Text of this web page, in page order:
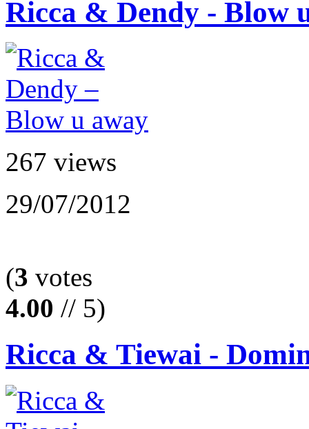
Ricca & Dendy - Blow
267 views
29/07/2012
(3 votes
4.00 // 5)
Ricca & Tiewai -